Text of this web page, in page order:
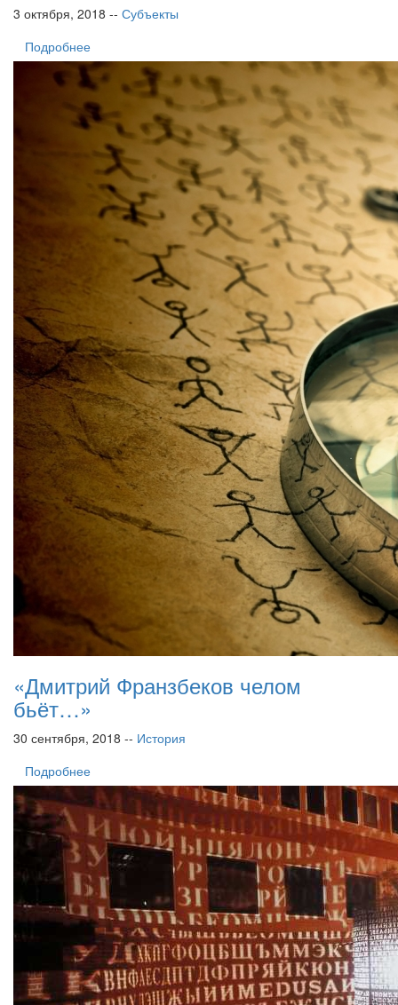
3 октября, 2018 -- Субъекты
Подробнее
«Дмитрий Франзбеков челом
бьёт…»
30 сентября, 2018 -- История
Подробнее